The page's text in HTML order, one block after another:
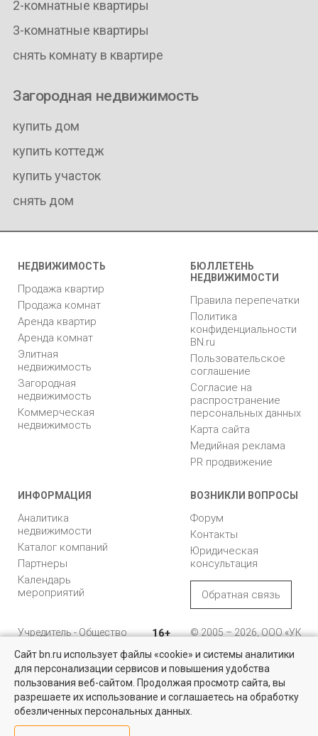
2-комнатные квартиры
3-комнатные квартиры
снять комнату в квартире
Загородная недвижимость
купить дом
купить коттедж
купить участок
снять дом
НЕДВИЖИМОСТЬ
Продажа квартир
Продажа комнат
Аренда квартир
Аренда комнат
Элитная
недвижимость
Загородная
недвижимость
Коммерческая
недвижимость
БЮЛЛЕТЕНЬ
НЕДВИЖИМОСТИ
Правила перепечатки
Политика
конфиденциальности
BN.ru
Пользовательское
соглашение
Согласие на
распространение
персональных данных
Карта сайта
Медийная реклама
PR продвижение
ИНФОРМАЦИЯ
Аналитика
недвижимости
Каталог компаний
Партнеры
Календарь
мероприятий
ВОЗНИКЛИ ВОПРОСЫ
Форум
Контакты
Юридическая
консультация
Обратная связь
Учредитель - Общество
ответственностью
"Управляющая
компания "Бюллетень
недвижимости"
16+
© 2005 – 2026, ООО «УК
196105, Санкт-
Петербург, пр. Юрия
Гагарина, 1
8 (812) 331-93-56
Сайт bn.ru использует файлы «cookie» и системы аналитики
для персонализации сервисов и повышения удобства
пользования веб-сайтом. Продолжая просмотр сайта, вы
разрешаете их использование и соглашаетесь на обработку
обезличенных персональных данных.